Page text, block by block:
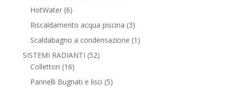
HotWater 66
prodotti
Riscaldamento acqua piscina 33
prodotti
Scaldabagno a condensazione 1 1
SISTEMI RADIANTI 5252
Collettori 1616
prodotti
Pannelli Bugnati e lisci 55